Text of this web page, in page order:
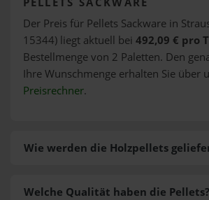
Der Preis für Pellets Sackware in
15344) liegt aktuell bei 492,09 € pro
Bestellmenge von 2 Paletten. Den
Ihre Wunschmenge erhalten Sie über
Preisrechner.
Wie werden die Holzpellets
Welche Qualität haben die Pellets?